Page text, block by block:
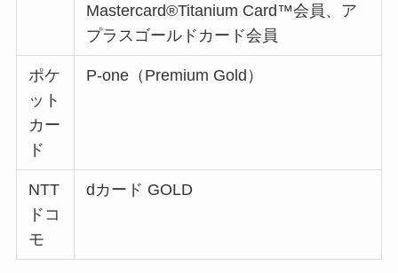
Mastercard®Titanium Card™会員、ア
プラスゴールドカード会員
ポケ
ット
カー
ド
P-one（Premium Gold）
NTT
ドコ
モ
dカード GOLD